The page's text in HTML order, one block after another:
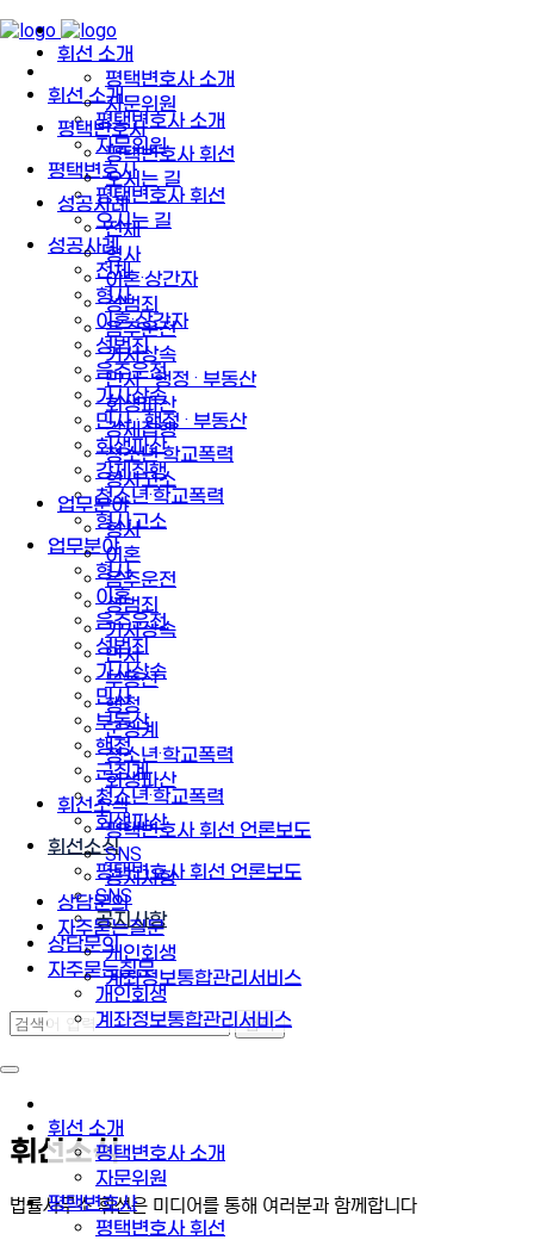
휘선 소개
평택변호사 소개
자문위원
평택변호사
평택변호사 휘선
오시는 길
성공사례
전체
형사
이혼·상간자
성범죄
음주운전
가사상속
민사 · 행정 · 부동산
회생파산
강제집행
청소년·학교폭력
형사고소
업무분야
형사
이혼
음주운전
성범죄
가사상속
민사
부동산
행정
군징계
청소년·학교폭력
회생파산
휘선소식
평택변호사 휘선 언론보도
SNS
공지사항
상담문의
자주묻는질문
개인회생
계좌정보통합관리서비스
휘선 소개
평택변호사 소개
자문위원
평택변호사
평택변호사 휘선
휘선 소개
평택변호사 소개
자문위원
평택변호사
평택변호사 휘선
오시는 길
성공사례
전체
형사
이혼·상간자
성범죄
음주운전
가사상속
민사 · 행정 · 부동산
회생파산
강제집행
청소년·학교폭력
형사고소
업무분야
형사
이혼
음주운전
성범죄
가사상속
민사
부동산
행정
군징계
청소년·학교폭력
회생파산
휘선소식
평택변호사 휘선 언론보도
SNS
공지사항
상담문의
자주묻는질문
개인회생
계좌정보통합관리서비스
휘선소식
법률사무소 휘선은 미디어를 통해 여러분과 함께합니다